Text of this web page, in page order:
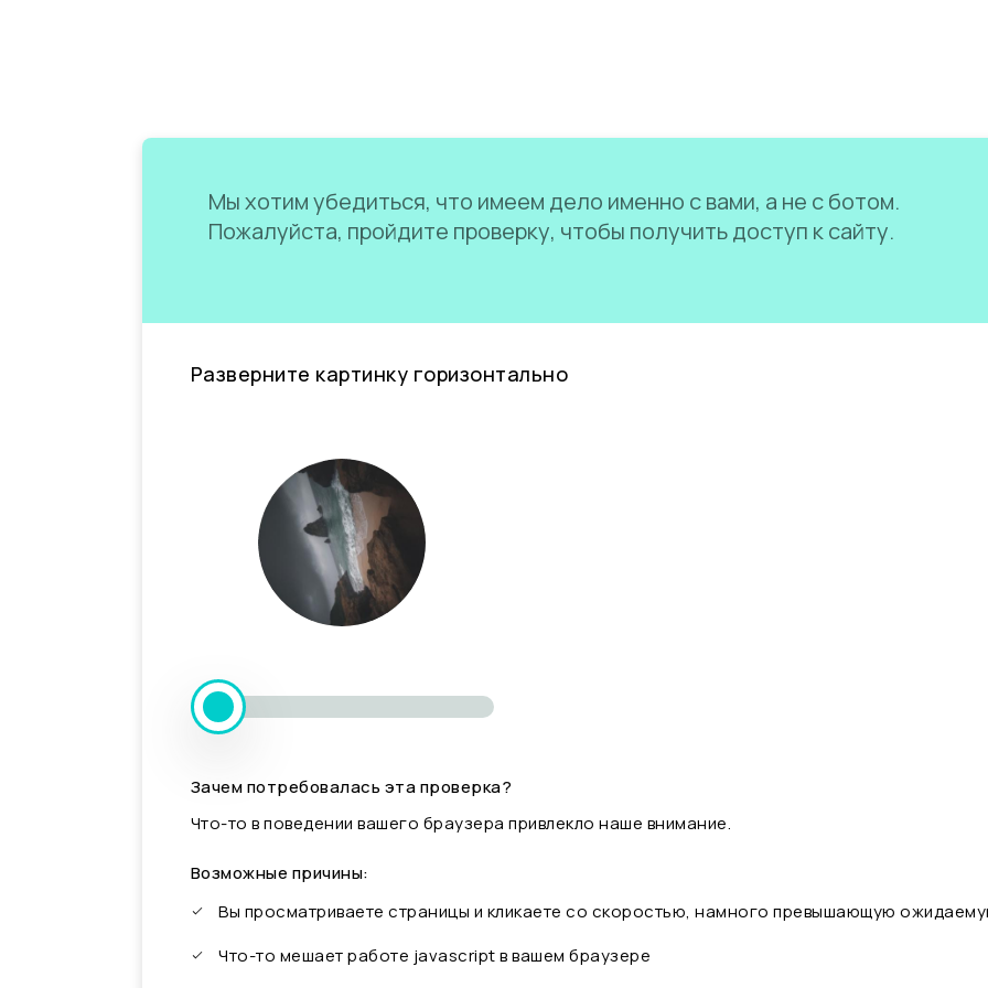
Мы хотим убедиться, что имеем дело именно с вами, а не с ботом.
Пожалуйста, пройдите проверку, чтобы получить доступ к сайту.
Разверните картинку горизонтально
Зачем потребовалась эта проверка?
Что-то в поведении вашего браузера привлекло наше внимание.
Возможные причины:
Вы просматриваете страницы и кликаете со скоростью, намного превышающую
Что-то мешает работе javascript в вашем браузере